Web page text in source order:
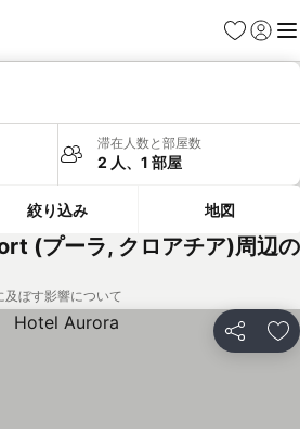
お気に入り
ログイ
メ
滞在人数と部屋数
2 人、1 部屋
絞り込み 地図
(プーラ, クロアチア)周辺の
ぼす影響について
シェア お